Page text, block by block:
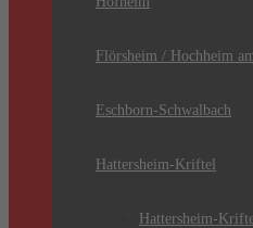
Flörsheim / Hochheim
Eschborn-Schwalbach
Hattersheim-Kriftel
Hattersheim-